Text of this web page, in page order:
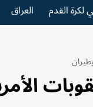
لكرة القدم العراق